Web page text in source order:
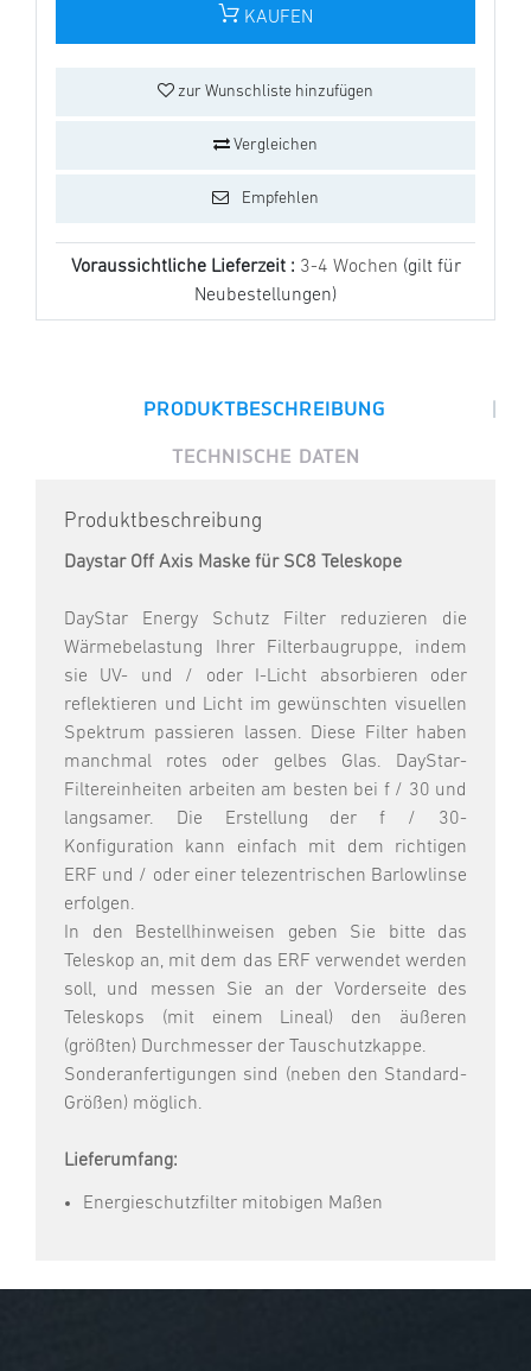
KAUFEN
zur Wunschliste hinzufügen
Vergleichen
Empfehlen
Voraussichtliche Lieferzeit : 3-4 Wochen (gilt für
Neubestellungen)
PRODUKTBESCHREIBUNG |
TECHNISCHE DATEN
Produktbeschreibung
Daystar Off Axis Maske für SC8 Teleskope
DayStar Energy Schutz Filter reduzieren die
Wärmebelastung Ihrer Filterbaugruppe, indem
sie UV- und / oder I-Licht absorbieren oder
reflektieren und Licht im gewünschten visuellen
Spektrum passieren lassen. Diese Filter haben
manchmal rotes oder gelbes Glas. DayStar-
Filtereinheiten arbeiten am besten bei f / 30 und
langsamer. Die Erstellung der f / 30-
Konfiguration kann einfach mit dem richtigen
ERF und / oder einer telezentrischen Barlowlinse
erfolgen.
In den Bestellhinweisen geben Sie bitte das
Teleskop an, mit dem das ERF verwendet werden
soll, und messen Sie an der Vorderseite des
Teleskops (mit einem Lineal) den äußeren
(größten) Durchmesser der Tauschutzkappe.
Sonderanfertigungen sind (neben den Standard-
Größen) möglich.
Lieferumfang:
Energieschutzfilter mitobigen Maßen